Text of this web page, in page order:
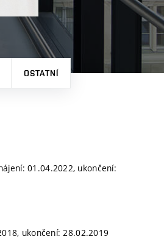
OSTATNÍ
01.04.2022, ukončení:
ukončení: 28.02.2019